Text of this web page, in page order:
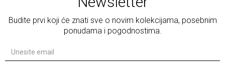
Budite prvi koji će znati sve o novim kolekcijama, posebnim
ponudama i pogodnostima.